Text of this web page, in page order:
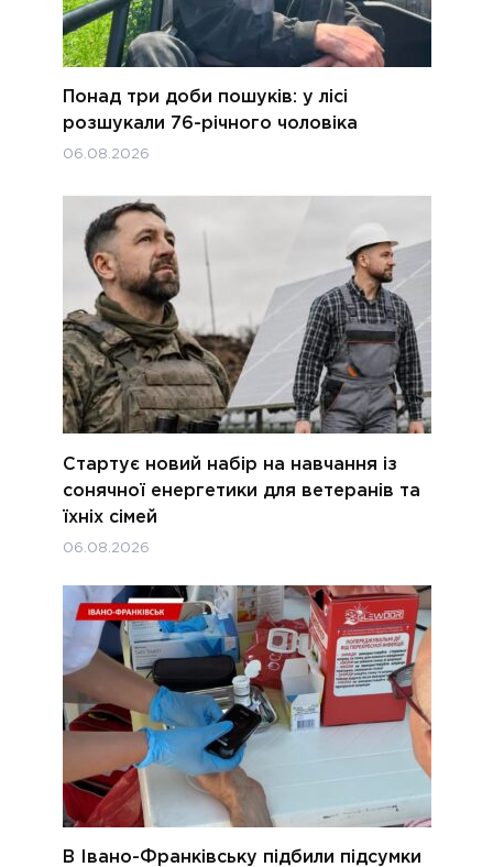
Понад три доби пошуків: у лісі
розшукали 76-річного чоловіка
06.08.2026
Стартує новий набір на навчання із
сонячної енергетики для ветеранів та
їхніх сімей
06.08.2026
В Івано-Франківську підбили підсумки